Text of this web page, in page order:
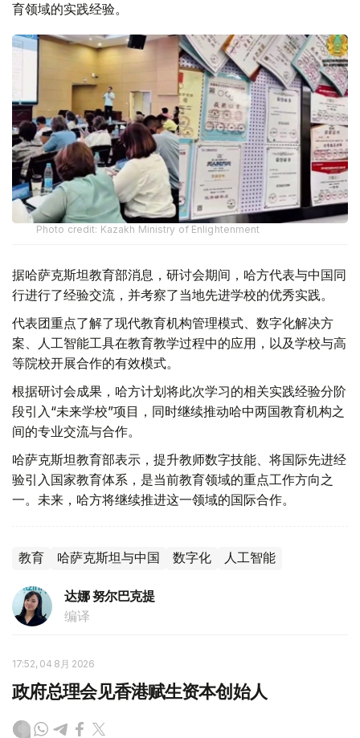
育领域的实践经验。
Photo credit: Kazakh Ministry of Enlightenment
据哈萨克斯坦教育部消息，研讨会期间，哈方代表与中国同
行进行了经验交流，并考察了当地先进学校的优秀实践。
代表团重点了解了现代教育机构管理模式、数字化解决方
案、人工智能工具在教育教学过程中的应用，以及学校与高
等院校开展合作的有效模式。
根据研讨会成果，哈方计划将此次学习的相关实践经验分阶
段引入“未来学校”项目，同时继续推动哈中两国教育机构之
间的专业交流与合作。
哈萨克斯坦教育部表示，提升教师数字技能、将国际先进经
验引入国家教育体系，是当前教育领域的重点工作方向之
一。未来，哈方将继续推进这一领域的国际合作。
教育 哈萨克斯坦与中国 数字化 人工智能
达娜 努尔巴克提
编译
17:52, 04 8月 2026
政府总理会见香港赋生资本创始人